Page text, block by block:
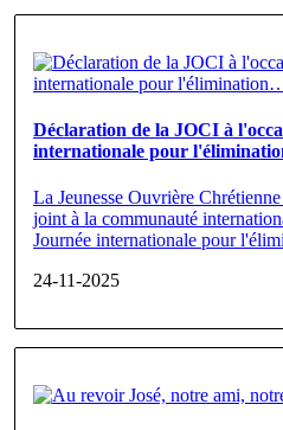
Déclaration de la JOCI à
internationale pour
La Jeunesse Ouvrière
joint à la communauté
Journée internationale pour
24-11-2025